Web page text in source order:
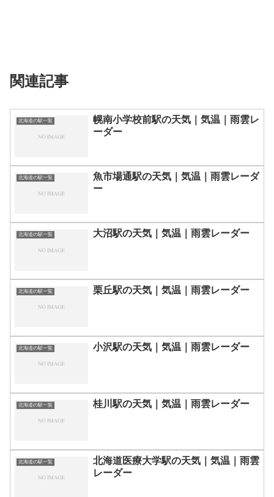
関連記事
北海道の駅一覧
幌南小学校前駅の天気｜気温｜雨雲レ
ーダー
北海道の駅一覧
魚市場通駅の天気｜気温｜雨雲レーダ
ー
北海道の駅一覧 大沼駅の天気｜気温｜雨雲レーダー
北海道の駅一覧 栗丘駅の天気｜気温｜雨雲レーダー
北海道の駅一覧 小沢駅の天気｜気温｜雨雲レーダー
北海道の駅一覧 桂川駅の天気｜気温｜雨雲レーダー
北海道の駅一覧
北海道医療大学駅の天気｜気温｜雨雲
レーダー